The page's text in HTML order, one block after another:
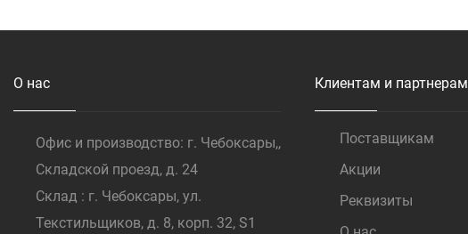
О нас
Офис и производство: г. Чебоксары,,
Складской проезд, д. 24
Склад : г. Чебоксары, ул.
Текстильщиков, д. 8, корп. 32, S1
Клиентам и партнерам
Поставщикам
Акции
Реквизиты